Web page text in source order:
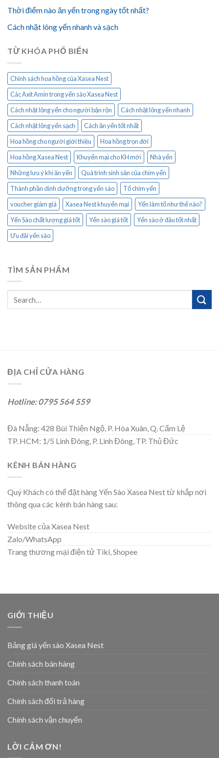
Thời điểm nào ăn yến trong ngày tốt nhất?
Cách nhặt lông yến nhanh và sạch
TỪ KHÓA PHỔ BIẾN
Chính sách hoa hồng của Xasea Nest
Các Axit Amin trong yến sào Xasea Nest
Cách nhặt lông yến cho người bận rộn
Cách nhặt lông yến nhanh
Cách nhặt lông yến sạch
Cách ăn yến tốt nhất
Hoa hồng cho người giới thiệu
Hoa hồng trọn đời
Hoa hồng Xasea Nest
Khuyến mại cho KH mới
Nhà yến
Những lưu ý khi ăn yến
Quá trình sinh sản của chim yến
Thành phần dinh dưỡng trong yến sào
Tổ chim yến
voucher giảm giá
Xasea Nest khuyến mại
Yến làm tổ như thế nào?
Yến Sào chất lượng giá tốt
Yến sào giá tốt
Yến sào ở đâu tốt nhất
Ưu đãi yến sào
TÌM SẢN PHẨM
Search
for:
ĐỊA CHỈ CỬA HÀNG
Hotline: 0795 564 559
Đà Nẵng: 428 Bùi Thiện Ngộ, P. Hòa Xuân, Q. Cẩm Lệ
TP. HCM: 1/5 Linh Đông, P. Linh Đông, TP. Thủ Đức
KÊNH BÁN HÀNG
Quý Khách có thể đặt hàng Yến Sào Xasea Nest từ khắp nơi
thông qua các kênh bán hàng sau:
Website của Xasea Nest
Zalo/WhatsApp
Trang thương mại điện tử Tiki, Shopee
GIỚI THIỆU
Bảng giá yến sào Xasea Nest
Chính sách bán hàng
Chính sách thanh toán
Chính sách đổi trả hàng
Chính sách vận chuyển
LỜI CẢM ƠN!